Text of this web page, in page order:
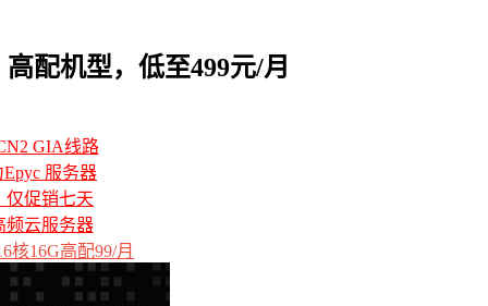
配机型，低至499元/月
GIA线路
服务器
仅促销七天
频云服务器
核16G高配99/月